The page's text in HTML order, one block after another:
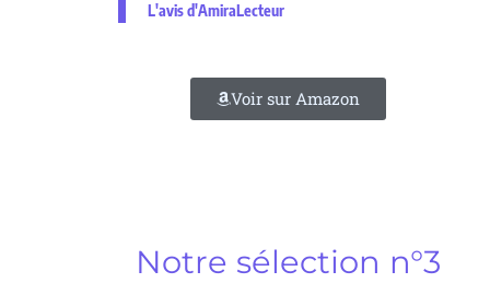
L'avis d'AmiraLecteur
Voir sur Amazon
Notre sélection n°3